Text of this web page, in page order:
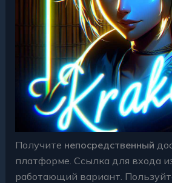
Получите непосредственный
платформе. Ссылка для входа
работающий вариант.